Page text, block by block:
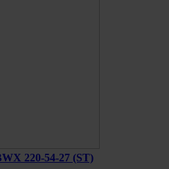
220-54-27 (ST)